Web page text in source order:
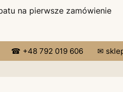
na pierwsze zamówienie
☎ +48 792 019 606 ✉